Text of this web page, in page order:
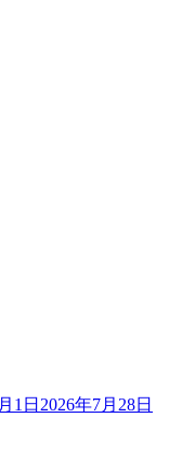
1日 2026年7月28日ゴ